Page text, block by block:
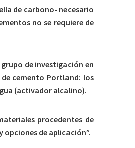
de carbono- necesario
no se requiere de
de investigación en
cemento Portland: los
(activador alcalino).
procedentes de
de aplicación”.